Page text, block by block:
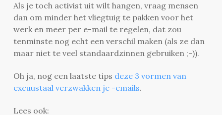
Als je toch activist uit wilt hangen, vraag mensen
dan om minder het vliegtuig te pakken voor het
werk en meer per e-mail te regelen, dat zou
tenminste nog echt een verschil maken (als ze dan
maar niet te veel standaardzinnen gebruiken ;-)).
Oh ja, nog een laatste tips deze 3 vormen van
excuustaal verzwakken je -emails.
Lees ook: